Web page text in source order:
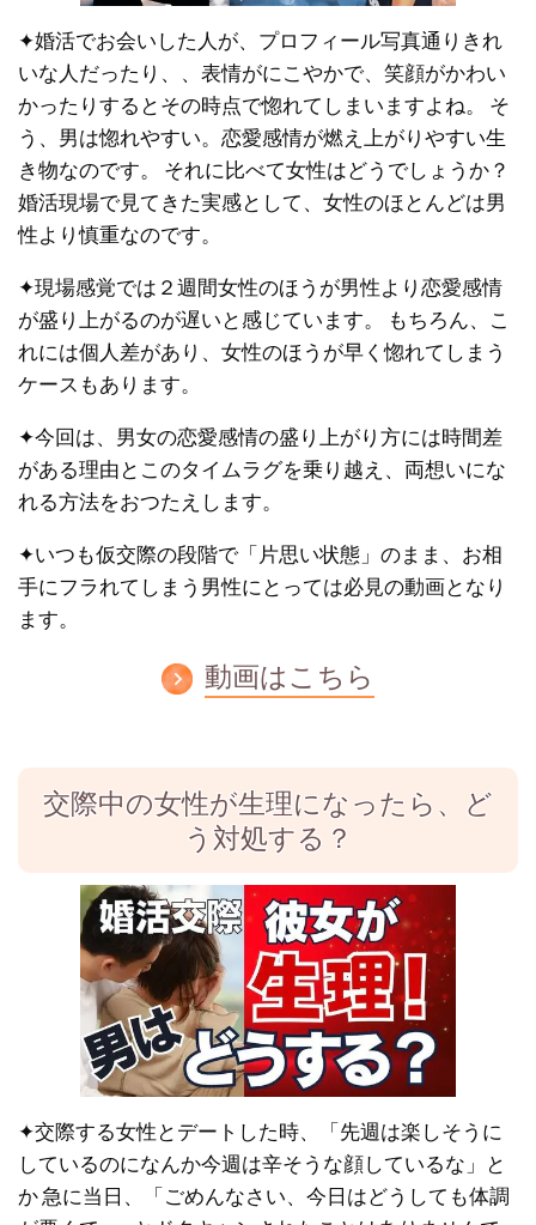
✦婚活でお会いした人が、プロフィール写真通りきれ
いな人だったり、、表情がにこやかで、笑顔がかわい
かったりするとその時点で惚れてしまいますよね。 そ
う、男は惚れやすい。恋愛感情が燃え上がりやすい生
き物なのです。 それに比べて女性はどうでしょうか？
婚活現場で見てきた実感として、女性のほとんどは男
性より慎重なのです。
✦現場感覚では２週間女性のほうが男性より恋愛感情
が盛り上がるのが遅いと感じています。 もちろん、こ
れには個人差があり、女性のほうが早く惚れてしまう
ケースもあります。
✦今回は、男女の恋愛感情の盛り上がり方には時間差
がある理由とこのタイムラグを乗り越え、両想いにな
れる方法をおつたえします。
✦いつも仮交際の段階で「片思い状態」のまま、お相
手にフラれてしまう男性にとっては必見の動画となり
ます。
動画はこちら
交際中の女性が生理になったら、ど
う対処する？
✦交際する女性とデートした時、「先週は楽しそうに
しているのになんか今週は辛そうな顔しているな」と
か 急に当日、「ごめんなさい、今日はどうしても体調